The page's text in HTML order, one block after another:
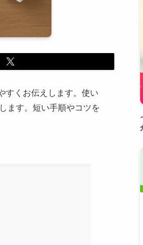
すくお伝えします。使い
ます。短い手順やコツを